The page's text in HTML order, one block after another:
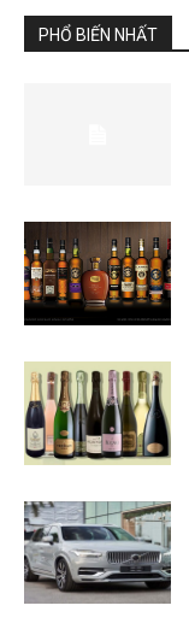
PHỔ BIẾN NHẤT